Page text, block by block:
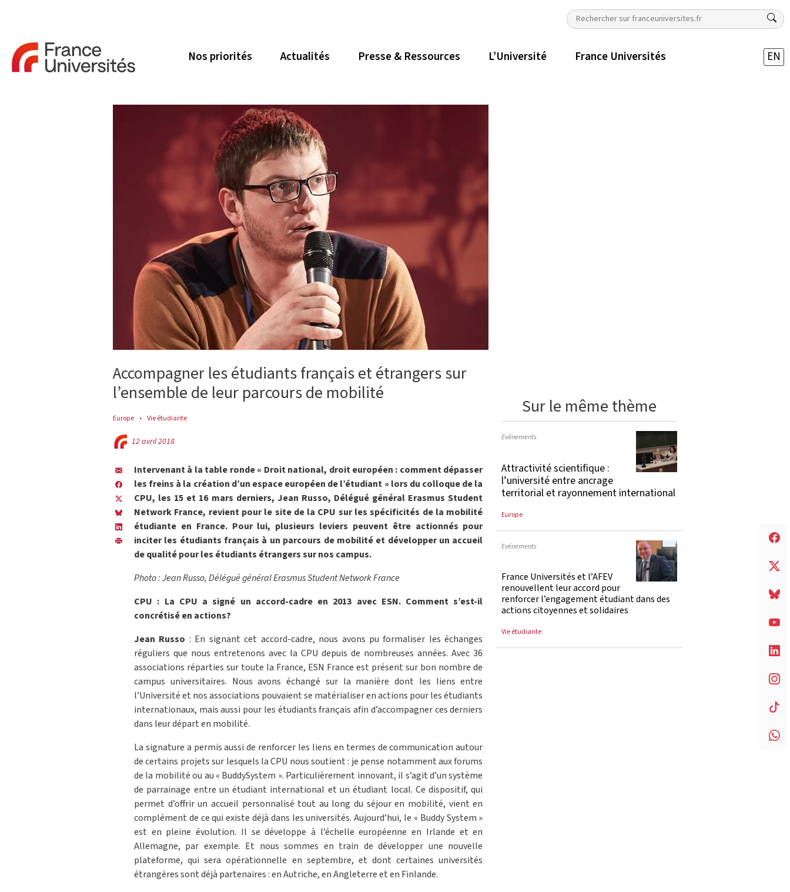
Nos priorités Actualités Presse & Ressources L’Université France Universités EN
Accompagner les étudiants français et étrangers sur
l’ensemble de leur parcours de mobilité
Europe Vie étudiante
12 avril 2018
Intervenant à la table ronde « Droit national, droit européen : comment dépasser
les freins à la création d’un espace européen de l’étudiant » lors du colloque de la
CPU, les 15 et 16 mars derniers, Jean Russo, Délégué général Erasmus Student
Network France, revient pour le site de la CPU sur les spécificités de la mobilité
étudiante en France. Pour lui, plusieurs leviers peuvent être actionnés pour
inciter les étudiants français à un parcours de mobilité et développer un accueil
de qualité pour les étudiants étrangers sur nos campus.
Photo : Jean Russo, Délégué général Erasmus Student Network France
CPU : La CPU a signé un accord-cadre en 2013 avec ESN. Comment s’est-il
concrétisé en actions?
Jean Russo : En signant cet accord-cadre, nous avons pu formaliser les échanges
réguliers que nous entretenons avec la CPU depuis de nombreuses années. Avec 36
associations réparties sur toute la France, ESN France est présent sur bon nombre de
campus universitaires. Nous avons échangé sur la manière dont les liens entre
l’Université et nos associations pouvaient se matérialiser en actions pour les étudiants
internationaux, mais aussi pour les étudiants français afin d’accompagner ces derniers
dans leur départ en mobilité.
La signature a permis aussi de renforcer les liens en termes de communication autour
de certains projets sur lesquels la CPU nous soutient : je pense notamment aux forums
de la mobilité ou au « BuddySystem ». Particulièrement innovant, il s’agit d’un système
de parrainage entre un étudiant international et un étudiant local. Ce dispositif, qui
permet d’offrir un accueil personnalisé tout au long du séjour en mobilité, vient en
complément de ce qui existe déjà dans les universités. Aujourd’hui, le « Buddy System »
est en pleine évolution. Il se développe à l’échelle européenne en Irlande et en
Allemagne, par exemple. Et nous sommes en train de développer une nouvelle
plateforme, qui sera opérationnelle en septembre, et dont certaines universités
étrangères sont déjà partenaires : en Autriche, en Angleterre et en Finlande.
Sur le même thème
Evénements
Attractivité scientifique :
l’université entre ancrage
territorial et rayonnement international
Europe
Evénements
France Universités et l’AFEV
renouvellent leur accord pour
renforcer l’engagement étudiant dans des
actions citoyennes et solidaires
Vie étudiante